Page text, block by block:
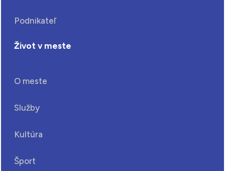
Podnikateľ
Život v meste
O meste
Služby
Kultúra
Šport